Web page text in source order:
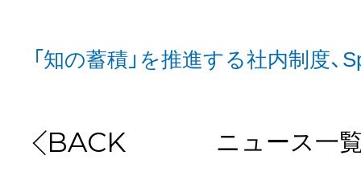
サステナビリティ
投資家情報
「知の蓄積」を推進する社内制度
BACK ニュース一